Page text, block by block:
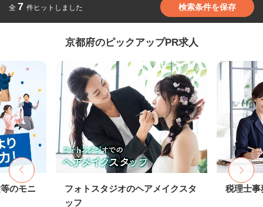
全 7 件ヒットしました 検索条件を保存
京都府のピックアップPR求人
のモニ
フォトスタジオのヘアメイクスタ
ッフ
税理士事